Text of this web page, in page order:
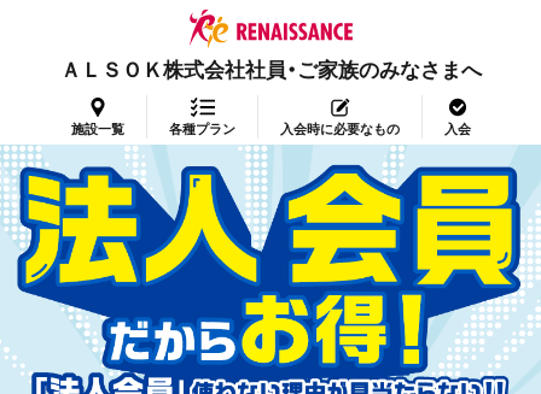
ＡＬＳＯＫ株式会社社員・ご家族のみなさまへ
施設一覧 各種プラン 入会時に必要なもの 入会